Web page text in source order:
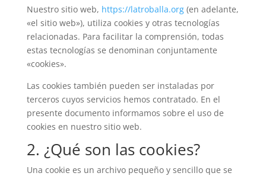
Nuestro sitio web, https://latroballa.org(en adelante,
«el sitio web»), utiliza cookies y otras tecnologías
relacionadas. Para facilitar la comprensión, todas
estas tecnologías se denominan conjuntamente
«cookies».
Las cookies también pueden ser instaladas por
terceros cuyos servicios hemos contratado. En el
presente documento informamos sobre el uso de
cookies en nuestro sitio web.
2. ¿Qué son las cookies?
Una cookie es un archivo pequeño y sencillo que se